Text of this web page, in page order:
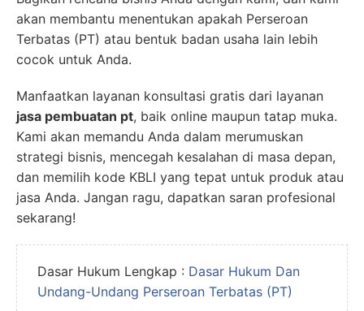
akan membantu menentukan apakah Perseroan
Terbatas (PT) atau bentuk badan usaha lain lebih
cocok untuk Anda.
Manfaatkan layanan konsultasi gratis dari layanan
jasa pembuatan pt, baik online maupun tatap muka.
Kami akan memandu Anda dalam merumuskan
strategi bisnis, mencegah kesalahan di masa depan,
dan memilih kode KBLI yang tepat untuk produk atau
jasa Anda. Jangan ragu, dapatkan saran profesional
sekarang!
Dasar Hukum Lengkap : Dasar Hukum Dan
Undang-Undang Perseroan Terbatas (PT)